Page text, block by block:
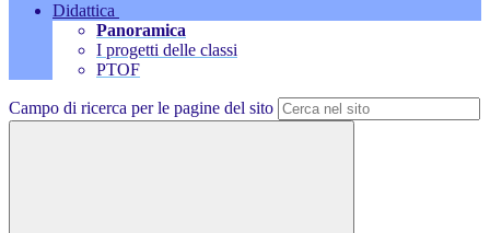
Didattica
Panoramica
I progetti delle classi
PTOF
Campo di ricerca per le pagine del sito